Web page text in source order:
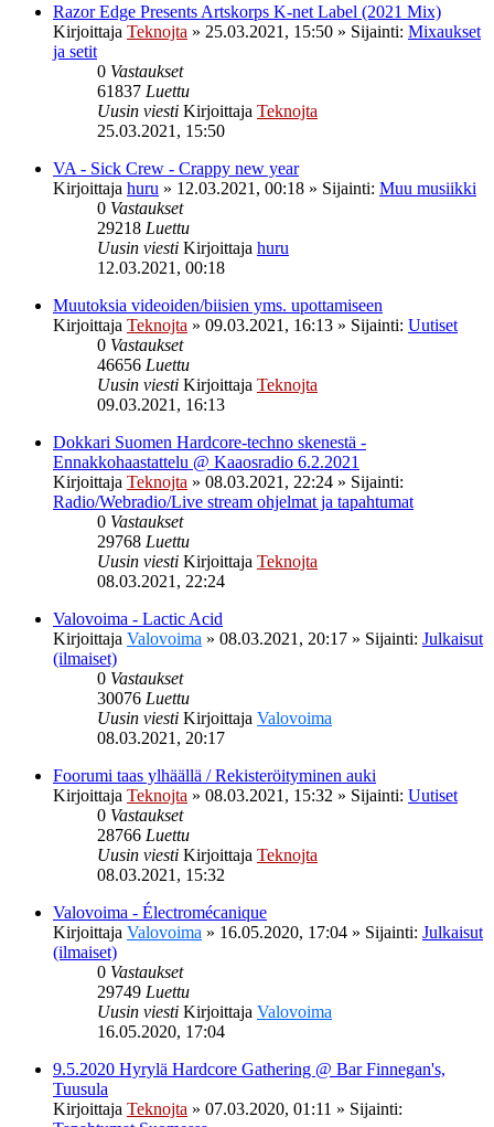
Razor Edge Presents Artskorps K-net Label (2021 Mix)
Kirjoittaja Teknojta » 25.03.2021, 15:50 » Sijainti: Mixaukset
ja setit
0 Vastaukset
61837 Luettu
Uusin viesti Kirjoittaja Teknojta
25.03.2021, 15:50
VA - Sick Crew - Crappy new year
Kirjoittaja huru » 12.03.2021, 00:18 » Sijainti: Muu musiikki
0 Vastaukset
29218 Luettu
Uusin viesti Kirjoittaja huru
12.03.2021, 00:18
Muutoksia videoiden/biisien yms. upottamiseen
Kirjoittaja Teknojta » 09.03.2021, 16:13 » Sijainti: Uutiset
0 Vastaukset
46656 Luettu
Uusin viesti Kirjoittaja Teknojta
09.03.2021, 16:13
Dokkari Suomen Hardcore-techno skenestä -
Ennakkohaastattelu @ Kaaosradio 6.2.2021
Kirjoittaja Teknojta » 08.03.2021, 22:24 » Sijainti:
Radio/Webradio/Live stream ohjelmat ja tapahtumat
0 Vastaukset
29768 Luettu
Uusin viesti Kirjoittaja Teknojta
08.03.2021, 22:24
Valovoima - Lactic Acid
Kirjoittaja Valovoima » 08.03.2021, 20:17 » Sijainti: Julkaisut
(ilmaiset)
0 Vastaukset
30076 Luettu
Uusin viesti Kirjoittaja Valovoima
08.03.2021, 20:17
Foorumi taas ylhäällä / Rekisteröityminen auki
Kirjoittaja Teknojta » 08.03.2021, 15:32 » Sijainti: Uutiset
0 Vastaukset
28766 Luettu
Uusin viesti Kirjoittaja Teknojta
08.03.2021, 15:32
Valovoima - Électromécanique
Kirjoittaja Valovoima » 16.05.2020, 17:04 » Sijainti: Julkaisut
(ilmaiset)
0 Vastaukset
29749 Luettu
Uusin viesti Kirjoittaja Valovoima
16.05.2020, 17:04
9.5.2020 Hyrylä Hardcore Gathering @ Bar Finnegan's,
Tuusula
Kirjoittaja Teknojta » 07.03.2020, 01:11 » Sijainti: